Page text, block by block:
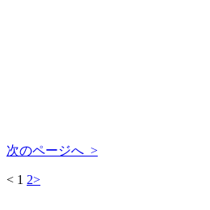
次のページへ >
< 1 2>